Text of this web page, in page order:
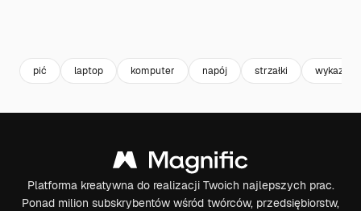
pić laptop komputer napój strzałki wykaz
Platforma kreatywna do realizacji Twoich najlepszych prac.
Ponad milion subskrybentów wśród twórców, przedsiębiorstw,